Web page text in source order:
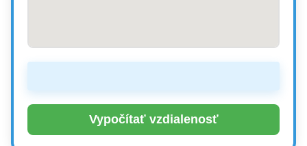
Vypočítať vzdialenosť